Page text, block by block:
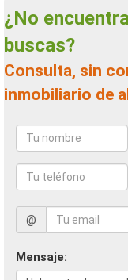
¿No encuentras la casa en venta que
buscas?
Consulta, sin compromiso, a un agente
inmobiliario de
@
Mensaje: